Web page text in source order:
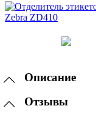
Описание
Отзывы